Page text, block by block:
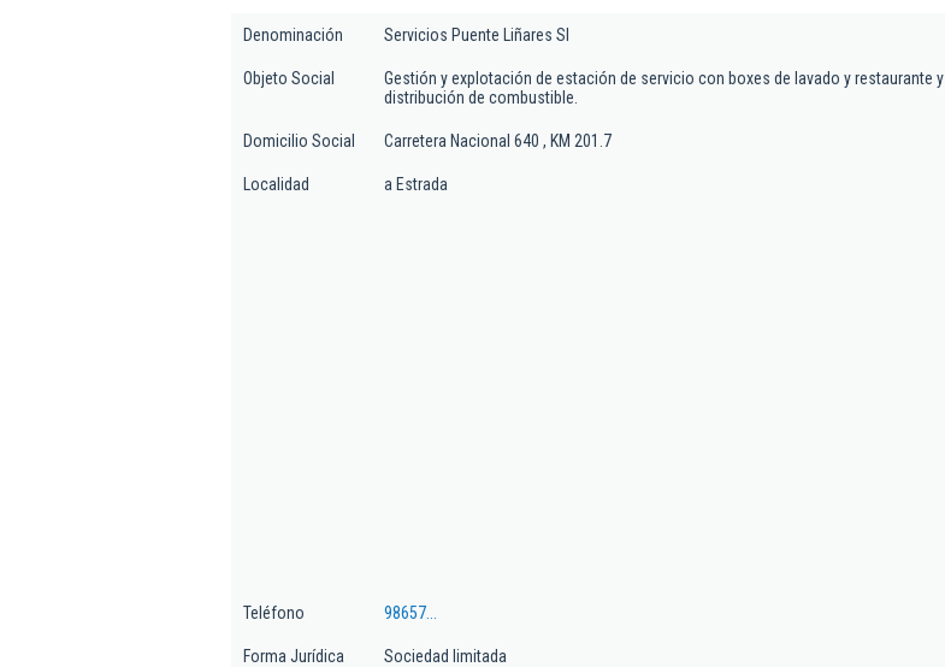
Denominación Servicios Puente Liñares Sl
Objeto Social
Gestión y explotación de estación de servicio con boxes de lavado y restaurante y
distribución de combustible.
Domicilio Social Carretera Nacional 640 , KM 201.7
Localidad a Estrada
Teléfono 98657...
Forma Jurídica Sociedad limitada